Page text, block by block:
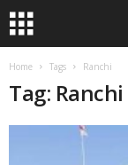
Home Tags Ranchi
Tag: Ranchi